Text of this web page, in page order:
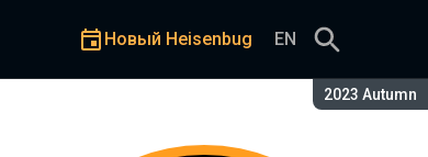
Сезон:
2023 Autumn
Новый Heisenbug EN